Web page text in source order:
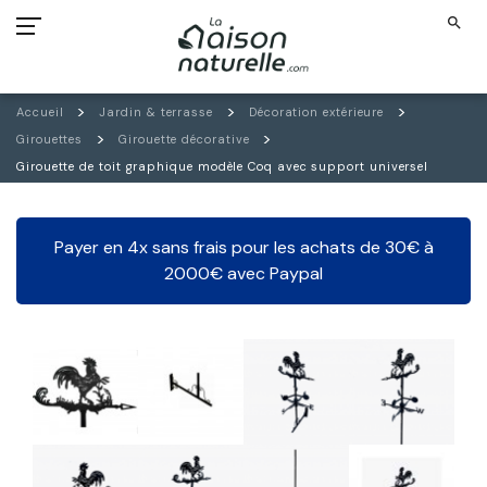
search
Accueil Jardin & terrasse
Décoration extérieure
Girouettes
Girouette décorative
Girouette de toit graphique modèle Coq avec support universel
Payer en 4x sans frais pour les achats de 30€ à
2000€ avec Paypal